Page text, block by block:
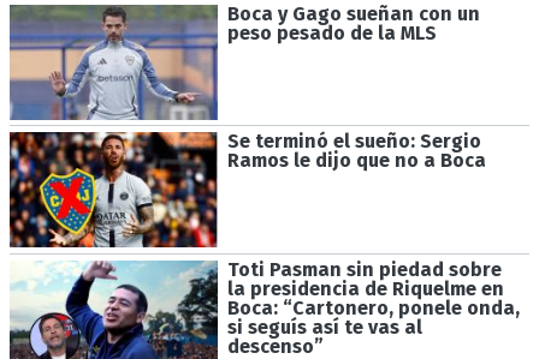
Boca y Gago sueñan con un
peso pesado de la MLS
Se terminó el sueño: Sergio
Ramos le dijo que no a Boca
Toti Pasman sin piedad sobre
la presidencia de Riquelme en
Boca: “Cartonero, ponele onda,
si seguís así te vas al
descenso”